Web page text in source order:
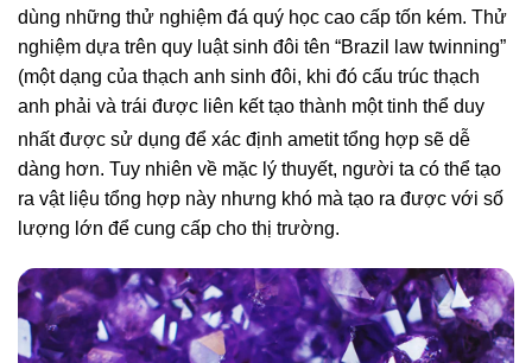
dùng những thử nghiệm đá quý học cao cấp tốn kém. Thử
nghiệm dựa trên quy luật sinh đôi tên “Brazil law twinning”
(một dạng của thạch anh sinh đôi, khi đó cấu trúc thạch
anh phải và trái được liên kết tạo thành một tinh thể duy
nhấtđược sử dụng để xác định ametit tổng hợp sẽ dễ
dàng hơn. Tuy nhiên về mặc lý thuyết, người ta có thể tạo
ra vật liệu tổng hợp này nhưng khó mà tạo ra được với số
lượng lớn để cung cấp cho thị trường.